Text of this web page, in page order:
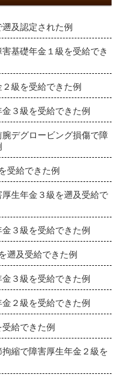
及認定された例
基礎年金１級を受給でき
級を受給できた例
３級を受給できた例
デグロービング損傷で障
受給できた例
生年金３級を遡及受給で
３級を受給できた例
遡及受給できた例
３級を受給できた例
２級を受給できた例
給できた例
縮で障害厚生年金２級を